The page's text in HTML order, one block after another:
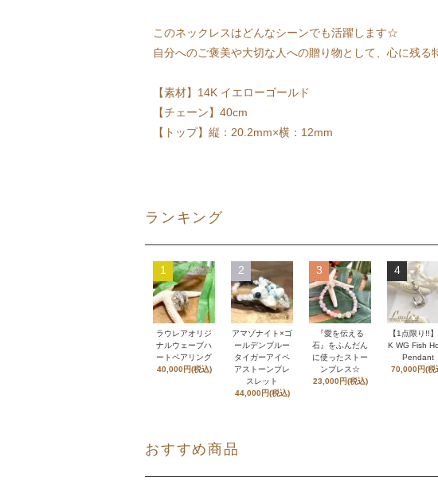
このネックレスはどんなシーンでも活躍します☆
自分へのご褒美や大切な人への贈り物として、心に残
【素材】14K イエローゴールド
【チェーン】40cm
【トップ】縦：20.2mm×横：12mm
ランキング
1
ラウレアオリジ
ナルウェーブハ
ートペアリング
40,000円(税込)
2
アマゾナイト×ゴ
ールデンブルー
タイガーアイペ
アストーンブレ
スレット
44,000円(税込)
3
『愛を伝える
石』をふんだん
に使ったストー
ンブレス☆
23,000円(税込)
4
【1点限り!!
K WG Fish
Pendant
70,000円(税
おすすめ商品